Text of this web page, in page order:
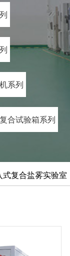
系列
合试验箱系列
式复合盐雾实验室